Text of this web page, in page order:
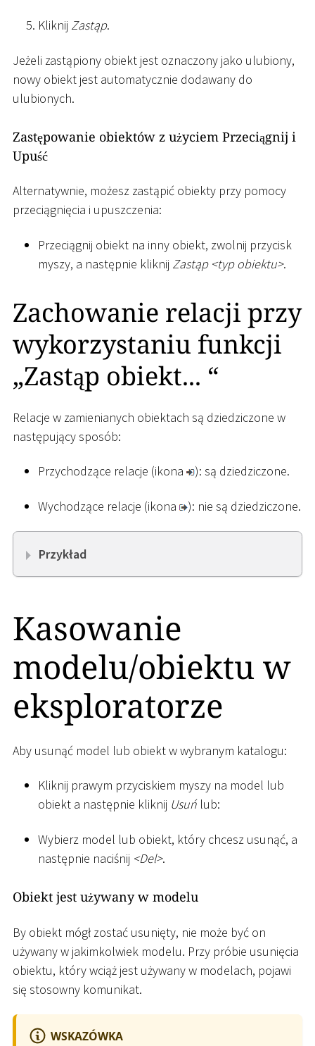
Kliknij Zastąp.
Jeżeli zastąpiony obiekt jest oznaczony jako ulubiony,
nowy obiekt jest automatycznie dodawany do
ulubionych.
Zastępowanie obiektów z użyciem Przeciągnij i
Upuść
Alternatywnie, możesz zastąpić obiekty przy pomocy
przeciągnięcia i upuszczenia:
Przeciągnij obiekt na inny obiekt, zwolnij przycisk
myszy, a następnie kliknij Zastąp <typ obiektu>.
Zachowanie relacji przy
wykorzystaniu funkcji
„Zastąp obiekt... “
Relacje w zamienianych obiektach są dziedziczone w
następujący sposób:
Przychodzące relacje (ikona ): są dziedziczone.
Wychodzące relacje (ikona ): nie są dziedziczone.
Przykład
Kasowanie
modelu/obiektu w
eksploratorze
Aby usunąć model lub obiekt w wybranym katalogu:
Kliknij prawym przyciskiem myszy na model lub
obiekt a następnie kliknij Usuńlub:
Wybierz model lub obiekt, który chcesz usunąć, a
następnie naciśnij <Del>.
Obiekt jest używany w modelu
By obiekt mógł zostać usunięty, nie może być on
używany w jakimkolwiek modelu. Przy próbie usunięcia
obiektu, który wciąż jest używany w modelach, pojawi
się stosowny komunikat.
WSKAZÓWKA